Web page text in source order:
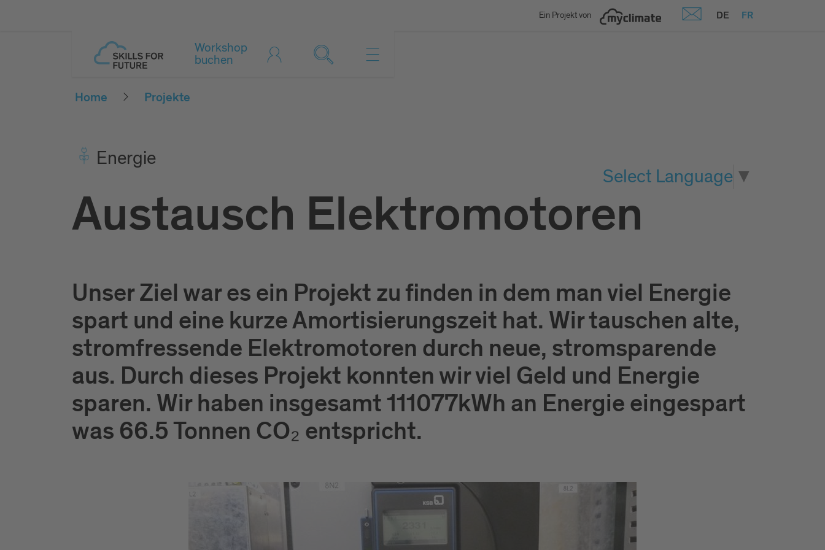
Ein Projekt von DE FR
Workshop
buchen
Home Projekte
Ener­gie
Select Language ▼
Austausch Elektromotoren
Unser Ziel war es ein Projekt zu finden in dem man viel Energie
spart und eine kurze Amortisierungszeit hat. Wir tauschen alte,
stromfressende Elektromotoren durch neue, stromsparende
aus. Durch dieses Projekt konnten wir viel Geld und Energie
sparen. Wir haben insgesamt 111077kWh an Energie eingespart
was 66.5 Tonnen CO₂ entspricht.